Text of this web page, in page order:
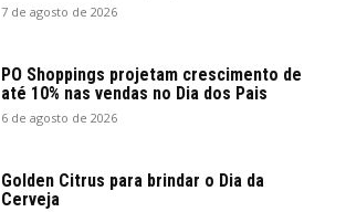
7 de agosto de 2026
PO Shoppings projetam crescimento de
até 10% nas vendas no Dia dos Pais
6 de agosto de 2026
Golden Citrus para brindar o Dia da
Cerveja